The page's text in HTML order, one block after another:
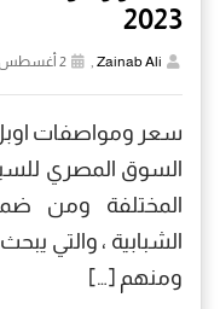
2023
Zainab Ali
,
السوق المصري
المختلفة ومن
الشبابية ، والتي
ومنهم […]